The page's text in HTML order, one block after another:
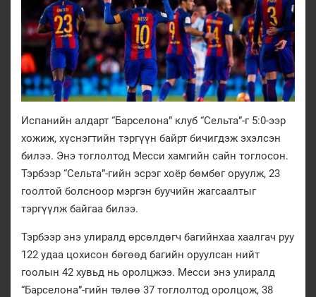
Испанийн алдарт “Барселона” клуб “Сельта”-г 5:0-ээр
хожиж, хүснэгтийн тэргүүн байрт бичигдэж эхэлсэн
билээ. Энэ тоглолтод Месси хамгийн сайн тоглосон.
Тэрбээр “Сельта”-гийн эсрэг хоёр бөмбөг оруулж, 23
гоолтой болсноор мэргэн буучийн жагсаалтыг
тэргүүлж байгаа билээ.
Тэрбээр энэ улиралд өрсөлдөгч багийнхаа хаалгач руу
122 удаа цохисон бөгөөд багийн оруулсан нийт
гоолын 42 хувьд нь оролцжээ. Месси энэ улиралд
“Барселона”-гийн төлөө 37 тоглолтод оролцож, 38